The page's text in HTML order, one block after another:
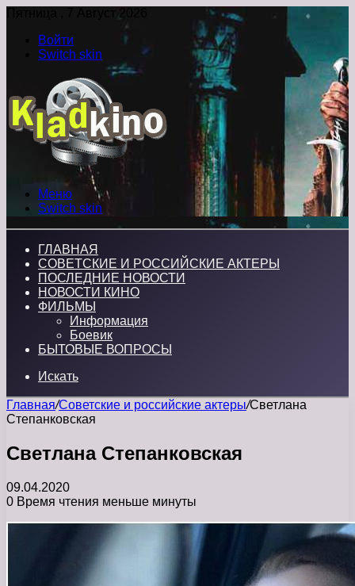
Пятница , 7 Август 2026
Войти
Switch skin
Меню
Switch skin
ГЛАВНАЯ
СОВЕТСКИЕ И РОССИЙСКИЕ АКТЕРЫ
ПОСЛЕДНИЕ НОВОСТИ
НОВОСТИ КИНО
ФИЛЬМЫ
Информация
Боевик
БЫТОВЫЕ ВОПРОСЫ
Искать
Главная/Советские и российские актеры/Светлана
Степанковская
Светлана Степанковская
09.04.2020
0 Время чтения меньше минуты